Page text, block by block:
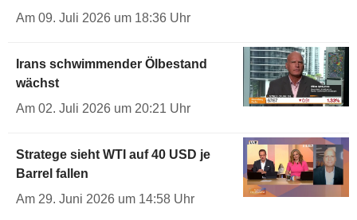
Am 09. Juli 2026 um 18:36 Uhr
Irans schwimmender Ölbestand
wächst
Am 02. Juli 2026 um 20:21 Uhr
Stratege sieht WTI auf 40 USD je
Barrel fallen
Am 29. Juni 2026 um 14:58 Uhr